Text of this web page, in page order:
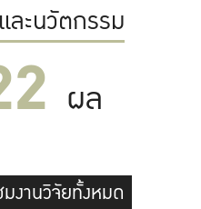
ละนวัตกรรม
ผล
มงานวิจัยทั้งหมด